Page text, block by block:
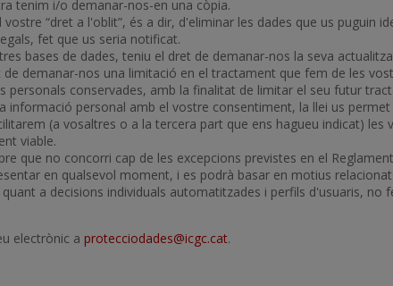
tenim i/o demanar-nos-en una còpia.
“dret a l'oblit”, és a dir, d'eliminar les dades que us puguin
fet que us seria notificat.
bases de dades, teniu el dret de demanar-nos la seva
demanar-nos una limitació en el tractament que fem de les
conservades, amb la finalitat de limitar el seu futur
personal amb el vostre consentiment, la llei us
(a vosaltres o a la tercera part que ens hagueu indicat) les
viable.
que no concorri cap de les excepcions previstes en el
en qualsevol moment, i es podrà basar en motius
a decisions individuals automatitzades i perfils d'usuaris, no
electrònic a protecciodades@icgc.cat.